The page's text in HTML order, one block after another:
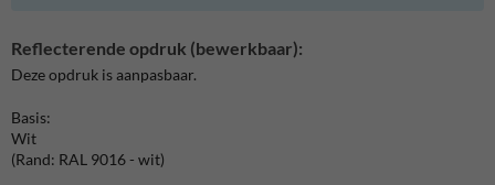
Reflecterende opdruk (bewerkbaar):
Deze opdruk is aanpasbaar.
Basis:
Wit
(Rand: RAL 9016 - wit)